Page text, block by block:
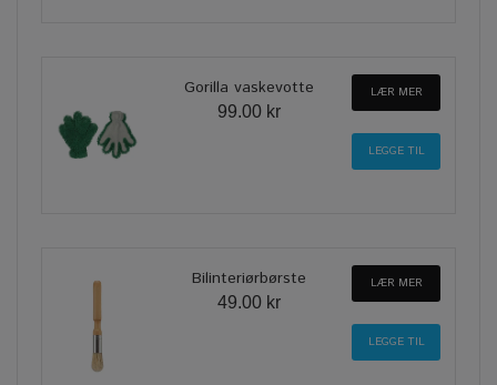
Gorilla vaskevotte
99.00 kr
LÆR MER
Bilinteriørbørste
49.00 kr
LÆR MER